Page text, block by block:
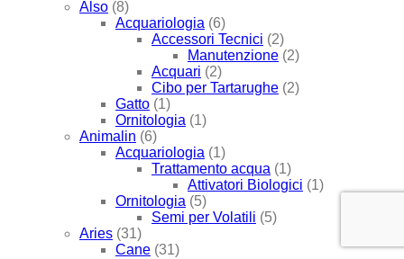
Also (8)
Acquariologia (6)
Accessori Tecnici (2)
Manutenzione (2)
Acquari (2)
Cibo per Tartarughe (2)
Gatto (1)
Ornitologia (1)
Animalin (6)
Acquariologia (1)
Trattamento acqua (1)
Attivatori Biologici (1)
Ornitologia (5)
Semi per Volatili (5)
Aries (31)
Cane (31)